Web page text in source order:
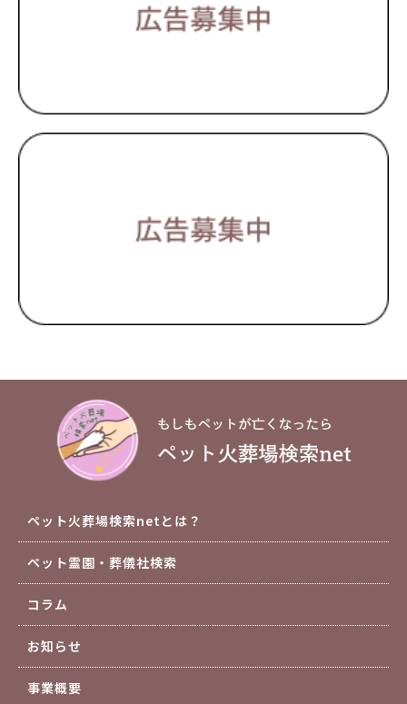
ペット火葬場検索netとは？
ペット霊園・葬儀社検索
コラム
お知らせ
事業概要